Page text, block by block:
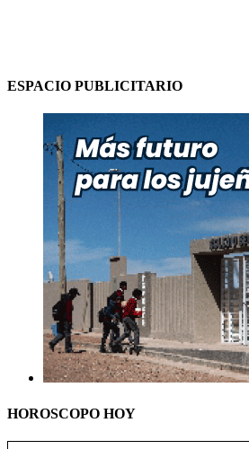
ESPACIO PUBLICITARIO
HOROSCOPO HOY